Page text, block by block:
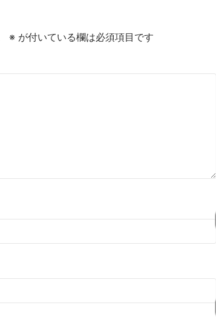
※ が付いている欄は必須項目です